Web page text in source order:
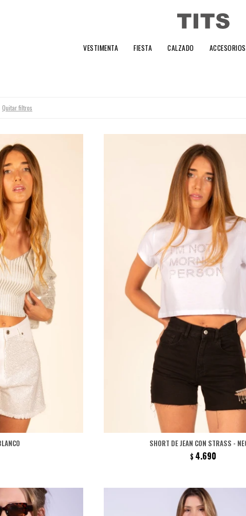
VESTIMENTA FIESTA CALZADO ACCESORIOS
Quitar filtros
SHORT DE JEAN CON STRASS -
$ 4.690